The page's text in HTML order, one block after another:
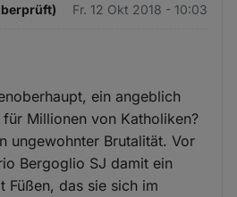
Fr. 12 Okt 2018 - 10:03
ein angeblich
Millionen von Katholiken?
ungewohnter Brutalität. Vor
Bergoglio SJ damit ein
Füßen, das sie sich im